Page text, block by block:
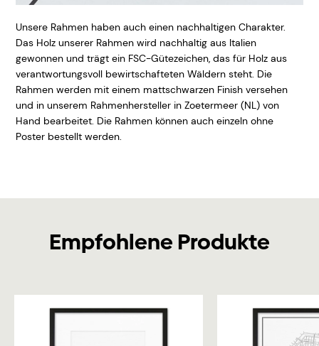
Unsere Rahmen haben auch einen nachhaltigen Charakter.
Das Holz unserer Rahmen wird nachhaltig aus Italien
gewonnen und trägt ein FSC-Gütezeichen, das für Holz aus
verantwortungsvoll bewirtschafteten Wäldern steht. Die
Rahmen werden mit einem mattschwarzen Finish versehen
und in unserem Rahmenhersteller in Zoetermeer (NL) von
Hand bearbeitet. Die Rahmen können auch einzeln ohne
Poster bestellt werden.
Empfohlene Produkte